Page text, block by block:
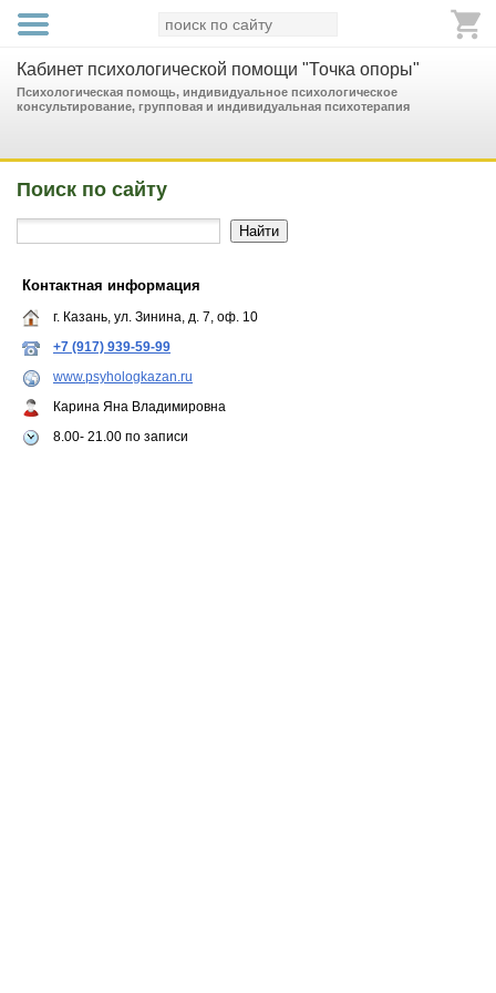
Кабинет психологической помощи "Точка опоры"
Психологическая помощь, индивидуальное психологическое
консультирование, групповая и индивидуальная психотерапия
Поиск по сайту
Контактная информация
г. Казань, ул. Зинина, д. 7, оф. 10
+7 (917) 939-59-99
www.psyhologkazan.ru
Карина Яна Владимировна
8.00- 21.00 по записи